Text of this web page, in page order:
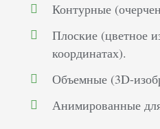
Контурные
Плоские (цветное
координатах).
Объемные (3D-
Анимированные